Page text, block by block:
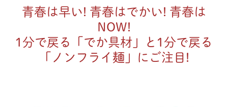
青春は早い! 青春はでかい! 青春は
NOW!
1分で戻る「でか具材」と1分で戻る
「ノンフライ麺」にご注目!